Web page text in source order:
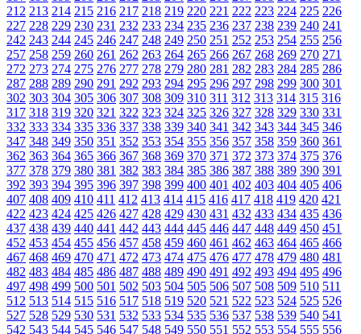
212 213 214 215 216 217 218 219 220 221 222 223 224 225 226
227 228 229 230 231 232 233 234 235 236 237 238 239 240 241
242 243 244 245 246 247 248 249 250 251 252 253 254 255 256
257 258 259 260 261 262 263 264 265 266 267 268 269 270 271
272 273 274 275 276 277 278 279 280 281 282 283 284 285 286
287 288 289 290 291 292 293 294 295 296 297 298 299 300 301
302 303 304 305 306 307 308 309 310 311 312 313 314 315 316
317 318 319 320 321 322 323 324 325 326 327 328 329 330 331
332 333 334 335 336 337 338 339 340 341 342 343 344 345 346
347 348 349 350 351 352 353 354 355 356 357 358 359 360 361
362 363 364 365 366 367 368 369 370 371 372 373 374 375 376
377 378 379 380 381 382 383 384 385 386 387 388 389 390 391
392 393 394 395 396 397 398 399 400 401 402 403 404 405 406
407 408 409 410 411 412 413 414 415 416 417 418 419 420 421
422 423 424 425 426 427 428 429 430 431 432 433 434 435 436
437 438 439 440 441 442 443 444 445 446 447 448 449 450 451
452 453 454 455 456 457 458 459 460 461 462 463 464 465 466
467 468 469 470 471 472 473 474 475 476 477 478 479 480 481
482 483 484 485 486 487 488 489 490 491 492 493 494 495 496
497 498 499 500 501 502 503 504 505 506 507 508 509 510 511
512 513 514 515 516 517 518 519 520 521 522 523 524 525 526
527 528 529 530 531 532 533 534 535 536 537 538 539 540 541
542 543 544 545 546 547 548 549 550 551 552 553 554 555 556